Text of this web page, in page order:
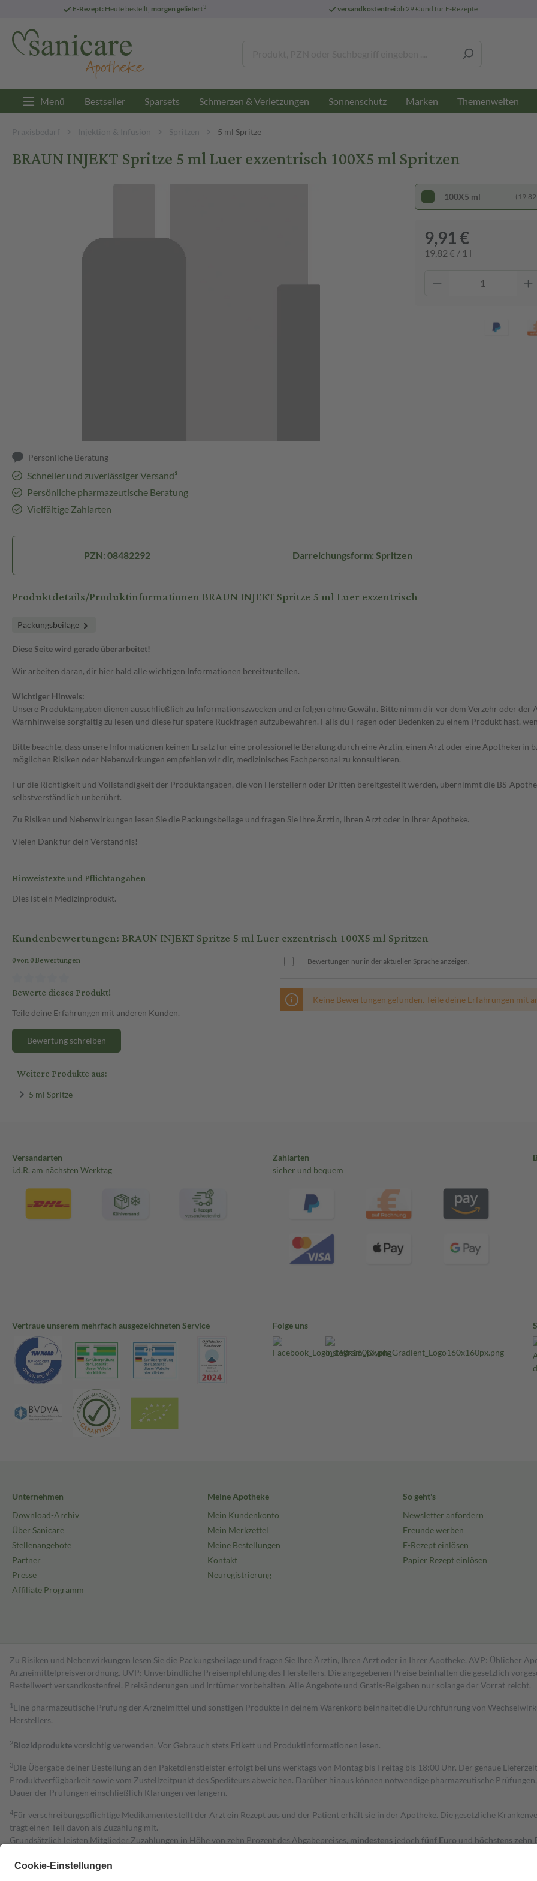
E-Rezept: Heute bestellt, morgen geliefert3 versandkostenfreiab 29 € und für E-Rezepte
Menü Bestseller Sparsets Schmerzen & Verletzungen Sonnenschutz Marken Themenwelten
Praxisbedarf Injektion & Infusion Spritzen 5 ml Spritze
BRAUN INJEKT Spritze 5 ml Luer exzentrisch 100X5 ml Spritzen
Persönliche Beratung
Schneller und zuverlässiger Versand³
Persönliche pharmazeutische Beratung
Vielfältige Zahlarten
100X5 ml (19,82
9,91 €
19,82 € / 1 l
PZN: 08482292 Darreichungsform: Spritzen
Produktdetails/Produktinformationen BRAUN INJEKT Spritze 5 ml Luer exzentrisch
Packungsbeilage
Diese Seite wird gerade überarbeitet!
Wir arbeiten daran, dir hier bald alle wichtigen Informationen bereitzustellen.
Wichtiger Hinweis:
Unsere Produktangaben dienen ausschließlich zu Informationszwecken und erfolgen ohne Gewähr. Bitte nimm dir vor dem Verzehr oder
Warnhinweise sorgfältig zu lesen und diese für spätere Rückfragen aufzubewahren. Falls du Fragen oder Bedenken zu einem Produkt hast,
Bitte beachte, dass unsere Informationen keinen Ersatz für eine professionelle Beratung durch eine Ärztin, einen Arzt oder eine Apothekerin
möglichen Risiken oder Nebenwirkungen empfehlen wir dir, medizinisches Fachpersonal zu konsultieren.
Für die Richtigkeit und Vollständigkeit der Produktangaben, die von Herstellern oder Dritten bereitgestellt werden, übernimmt die BS-
selbstverständlich unberührt.
Zu Risiken und Nebenwirkungen lesen Sie die Packungsbeilage und fragen Sie Ihre Ärztin, Ihren Arzt oder in Ihrer Apotheke.
Vielen Dank für dein Verständnis!
Hinweistexte und Pflichtangaben
Dies ist ein Medizinprodukt.
Kundenbewertungen: BRAUN INJEKT Spritze 5 ml Luer exzentrisch 100X5 ml Spritzen
0 von 0 Bewertungen
Bewerte dieses Produkt!
Teile deine Erfahrungen mit anderen Kunden.
Bewertung schreiben
Bewertungen nur in der aktuellen Sprache anzeigen.
Keine Bewertungen gefunden. Teile deine Erfahrungen mit
Weitere Produkte aus:
5 ml Spritze
Versandarten
i.d.R. am nächsten Werktag
Zahlarten
sicher und bequem
Vertraue unserem mehrfach ausgezeichneten Service Folge uns
Unternehmen
Download-Archiv
Über Sanicare
Stellenangebote
Partner
Presse
Affiliate Programm
Meine Apotheke
Mein Kundenkonto
Mein Merkzettel
Meine Bestellungen
Kontakt
Neuregistrierung
So geht's
Newsletter anfordern
Freunde werben
E-Rezept einlösen
Papier Rezept einlösen
Zu Risiken und Nebenwirkungen lesen Sie die Packungsbeilage und fragen Sie Ihre Ärztin, Ihren Arzt oder in Ihrer Apotheke. AVP: Üblicher
Arzneimittelpreisverordnung. UVP: Unverbindliche Preisempfehlung des Herstellers. Die angegebenen Preise beinhalten die gesetzlich
Bestell­wert versand­kosten­frei. Preisänderungen und Irrtümer vorbehalten. Alle Angebote und Gratis-Beigaben nur solange der Vorrat reicht.
1 Eine pharmazeutische Prüfung der Arzneimittel und sonstigen Produkte in deinem Warenkorb beinhaltet die Durchführung von
Herstellers.
2Biozidproduktevorsichtig verwenden. Vor Gebrauch stets Etikett und Produktinformationen lesen.
3Die Übergabe deiner Bestellung an den Paketdienstleister erfolgt bei uns werktags von Montag bis Freitag bis 18:00 Uhr. Der genaue
Produktverfügbarkeit sowie vom Zustellzeitpunkt des Spediteurs abweichen. Darüber hinaus können notwendige pharmazeutische
Dauer der Prüfungen einschließlich Klärungen verlängern.
4Für verschreibungspflichtige Medikamente stellt der Arzt ein Rezept aus und der Patient erhält sie in der Apotheke. Die gesetzliche
trägt einen Teil davon als Zuzahlung mit.
Grundsätzlich leisten Mitglieder Zuzahlungen in Höhe von zehn Prozent des Abgabepreises, mindestens jedoch fünf Euro und höchstens zehn
Diese Regeln gelten grundsätzlich auch für Online-Apotheken.